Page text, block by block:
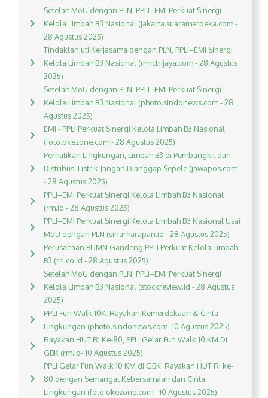
Setelah MoU dengan PLN, PPLI–EMI Perkuat Sinergi
Kelola Limbah B3 Nasional (jakarta.suaramerdeka.com -
28 Agustus 2025)
Tindaklanjuti Kerjasama dengan PLN, PPLI–EMI Sinergi
Kelola Limbah B3 Nasional (mnctrijaya.com - 28 Agustus
2025)
Setelah MoU dengan PLN, PPLI–EMI Perkuat Sinergi
Kelola Limbah B3 Nasional (photo.sindonews.com - 28
Agustus 2025)
EMI - PPLI Perkuat Sinergi Kelola Limbah B3 Nasional
(foto.okezone.com - 28 Agustus 2025)
Perhatikan Lingkungan, Limbah B3 di Pembangkit dan
Distribusi Listrik Jangan Dianggap Sepele (jawapos.com
- 28 Agustus 2025)
PPLI–EMI Perkuat Sinergi Kelola Limbah B3 Nasional
(rm.id - 28 Agustus 2025)
PPLI–EMI Perkuat Sinergi Kelola Limbah B3 Nasional Usai
MoU dengan PLN (sinarharapan.id - 28 Agustus 2025)
Perusahaan BUMN Gandeng PPLI Perkuat Kelola Limbah
B3 (rri.co.id - 28 Agustus 2025)
Setelah MoU dengan PLN, PPLI–EMI Perkuat Sinergi
Kelola Limbah B3 Nasional (stockreview.id - 28 Agustus
2025)
PPLI Fun Walk 10K: Rayakan Kemerdekaan & Cinta
Lingkungan (photo.sindonews.com- 10 Agustus 2025)
Rayakan HUT RI Ke-80, PPLI Gelar Fun Walk 10 KM Di
GBK (rm.id- 10 Agustus 2025)
PPLI Gelar Fun Walk 10 KM di GBK: Rayakan HUT RI ke-
80 dengan Semangat Kebersamaan dan Cinta
Lingkungan (foto.okezone.com - 10 Agustus 2025)